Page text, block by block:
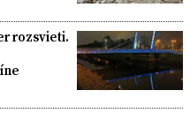
rozsvieti.